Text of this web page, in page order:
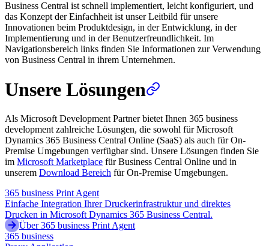
Business Central ist schnell implementiert, leicht konfiguriert, und
das Konzept der Einfachheit ist unser Leitbild für unsere
Innovationen beim Produktdesign, in der Entwicklung, in der
Implementierung und in der Benutzerfreundlichkeit. Im
Navigationsbereich links finden Sie Informationen zur Verwendung
von Business Central in ihrem Unternehmen.
Unsere Lösungen
Als Microsoft Development Partner bietet Ihnen 365 business
development zahlreiche Lösungen, die sowohl für Microsoft
Dynamics 365 Business Central Online (SaaS) als auch für On-
Premise Umgebungen verfügbar sind. Unsere Lösungen finden Sie
im Microsoft Marketplace für Business Central Online und in
unserem Download Bereich für On-Premise Umgebungen.
365 business Print Agent
Einfache Integration Ihrer Druckerinfrastruktur und direktes
Drucken in Microsoft Dynamics 365 Business Central.
Über 365 business Print Agent
365 business